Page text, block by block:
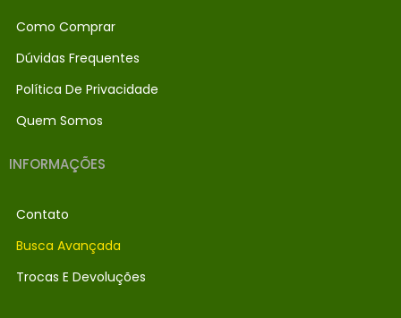
Como Comprar
Dúvidas Frequentes
Política De Privacidade
Quem Somos
INFORMAÇÕES
Contato
Busca Avançada
Trocas E Devoluções